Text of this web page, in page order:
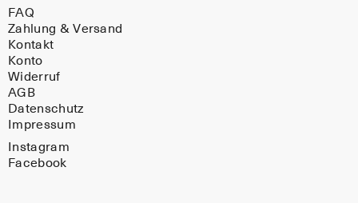
FAQ
Zahlung & Versand
Kontakt
Konto
Widerruf
AGB
Datenschutz
Impressum
Instagram
Facebook